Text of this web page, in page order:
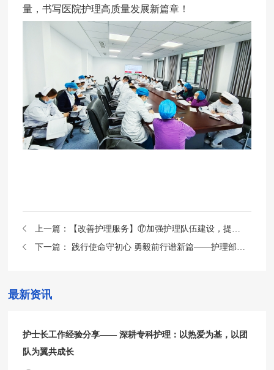
量，书写医院护理高质量发展新篇章！
上一篇：
下一篇：
最新资讯
护士长工作经验分享—— 深耕专科护理：以热爱为基，以团
队为翼共成长